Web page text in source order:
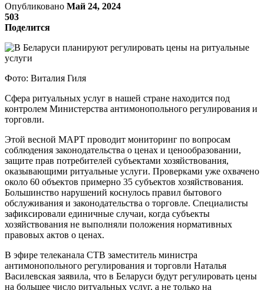
Опубликовано Май 24, 2024
503
Поделится
Фото: Виталия Гиля
Сфера ритуальных услуг в нашей стране находится под
контролем Министерства антимонопольного регулирования и
торговли.
Этой весной МАРТ проводит мониторинг по вопросам
соблюдения законодательства о ценах и ценообразовании,
защите прав потребителей субъектами хозяйствования,
оказывающими ритуальные услуги. Проверками уже охвачено
около 60 объектов примерно 35 субъектов хозяйствования.
Большинство нарушений коснулось правил бытового
обслуживания и законодательства о торговле. Специалисты
зафиксировали единичные случаи, когда субъекты
хозяйствования не выполняли положения нормативных
правовых актов о ценах.
В эфире телеканала СТВ заместитель министра
антимонопольного регулирования и торговли Наталья
Василевская заявила, что в Беларуси будут регулировать цены
на большее число ритуальных услуг, а не только на